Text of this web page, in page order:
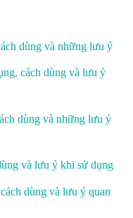
dùng và những lưu ý
cách dùng và lưu ý
dùng và những lưu ý
và lưu ý khi sử dụng
dùng và lưu ý quan